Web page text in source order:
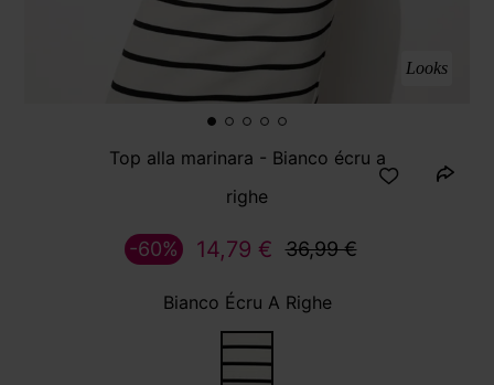
Looks
Top alla marinara - Bianco écru a
righe
14,79 € 36,99 €
-60%
Bianco Écru A Righe